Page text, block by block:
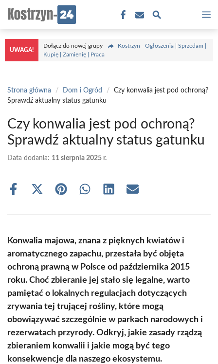
treści
UWAGA!
Dołącz do nowej grupy
Kostrzyn - Ogłoszenia | Sprzedam |
Kupię | Zamienię | Praca
Strona główna / Dom i Ogród /
Czy konwalia jest pod ochroną?
Sprawdź aktualny status gatunku
Czy konwalia jest pod ochroną?
Sprawdź aktualny status gatunku
Data dodania: 11 sierpnia 2025 r.
Share
Share
(Twitter)
Share Share Share Share
Konwalia majowa, znana z pięknych kwiatów i
aromatycznego zapachu, przestała być objęta
ochroną prawną w Polsce od października 2015
roku. Choć zbieranie jej stało się legalne, warto
pamiętać o lokalnych regulacjach dotyczących
zrywania tej trującej rośliny, które mogą
obowiązywać szczególnie w parkach narodowych i
rezerwatach przyrody. Odkryj, jakie zasady rządzą
zbieraniem konwalii i jakie mogą być tego
konsekwencje dla naszego ekosystemu.